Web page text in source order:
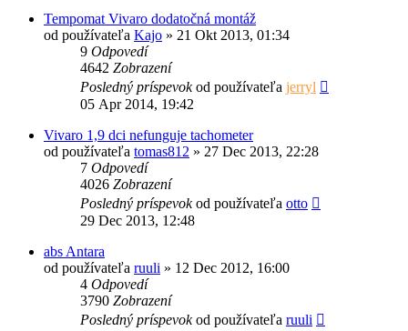
Tempomat Vivaro dodatočná montáž
od používateľa Kajo » 21 Okt 2013, 01:34
9 Odpovedí
4642 Zobrazení
Posledný príspevokod používateľa jerryl
05 Apr 2014, 19:42
Vivaro 1,9 dci nefunguje tachometer
od používateľa tomas812 » 27 Dec 2013, 22:28
7 Odpovedí
4026 Zobrazení
Posledný príspevokod používateľa otto
29 Dec 2013, 12:48
abs Antara
od používateľa ruuli » 12 Dec 2012, 16:00
4 Odpovedí
3790 Zobrazení
Posledný príspevokod používateľa ruuli